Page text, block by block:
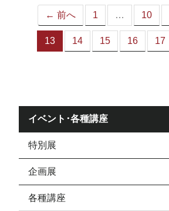
← 前へ 1 … 10
13
（こ
14 15 16 17
イベント･各種講座
特別展
企画展
各種講座